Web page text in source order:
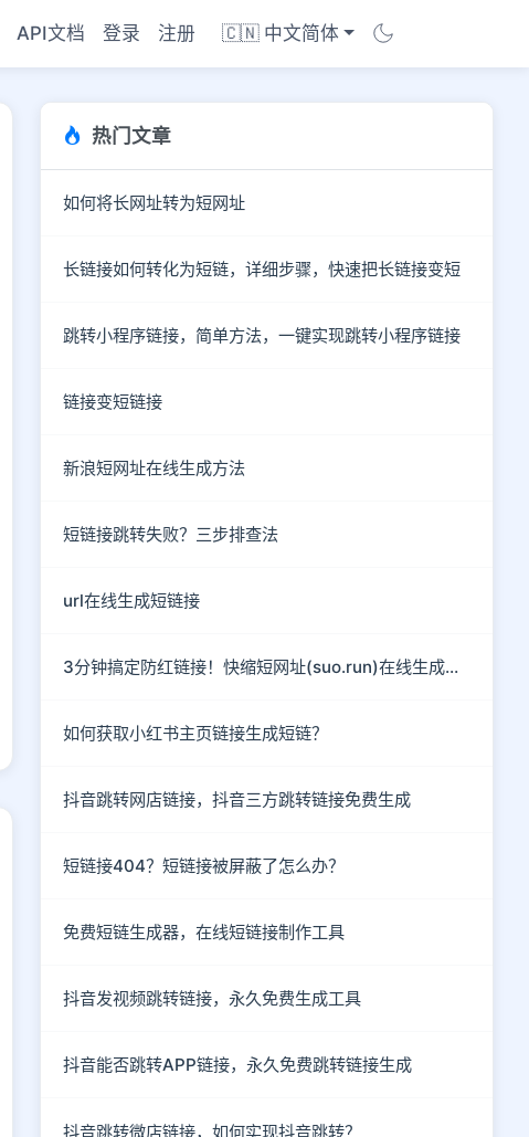
API文档 登录 注册 🇨🇳 中文简体
热门文章
如何将长网址转为短网址
长链接如何转化为短链，详细步骤，快速把长链接变短
跳转小程序链接，简单方法，一键实现跳转小程序链接
链接变短链接
新浪短网址在线生成方法
短链接跳转失败？三步排查法
url在线生成短链接
3分钟搞定防红链接！快缩短网址(suo.run)在线生成指南
如何获取小红书主页链接生成短链？
抖音跳转网店链接，抖音三方跳转链接免费生成
短链接404？短链接被屏蔽了怎么办？
免费短链生成器，在线短链接制作工具
抖音发视频跳转链接，永久免费生成工具
抖音能否跳转APP链接，永久免费跳转链接生成
抖音跳转微店链接，如何实现抖音跳转？